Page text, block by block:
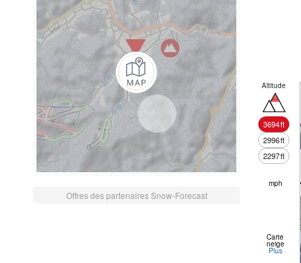
Offres des partenaires Snow-Forecast
Altitude
3694ft
2996ft
2297ft
mph
Carte
neige
Plus